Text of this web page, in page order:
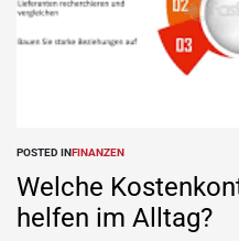
POSTED INFINANZEN
Welche
helfen im Alltag?